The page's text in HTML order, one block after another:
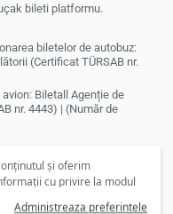
și oferim
cu privire la modul
cu preferințele dvs., nu
Administreaza preferintele
bileti platformu.
biletelor de autobuz:
(Certificat TÜRSAB nr.
Biletall Agenție de
nr. 4443) | (Număr de